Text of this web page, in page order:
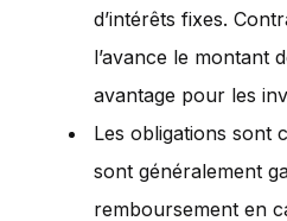
d’intérêts fixes.
l’avance le montant
avantage pour les
Les obligations sont
sont généralement
remboursement en